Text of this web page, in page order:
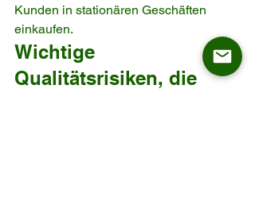
Kunden in stationären Geschäften
einkaufen.
Wichtige
Qualitätsrisiken, die